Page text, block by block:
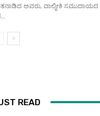
ಅವರು, ವಾಲ್ಮೀಕಿ
READ